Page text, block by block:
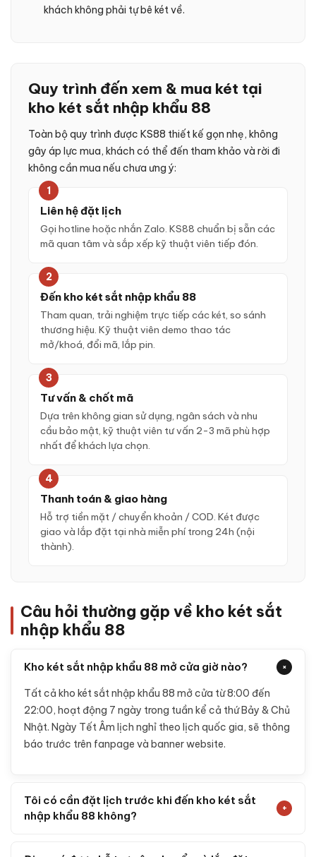
khách không phải tự bê két về.
Quy trình đến xem & mua két tại
kho két sắt nhập khẩu 88
Toàn bộ quy trình được KS88 thiết kế gọn nhẹ, không
gây áp lực mua, khách có thể đến tham khảo và rời đi
không cần mua nếu chưa ưng ý:
1
Liên hệ đặt lịch
Gọi hotline hoặc nhắn Zalo. KS88 chuẩn bị sẵn các
mã quan tâm và sắp xếp kỹ thuật viên tiếp đón.
2
Đến kho két sắt nhập khẩu 88
Tham quan, trải nghiệm trực tiếp các két, so sánh
thương hiệu. Kỹ thuật viên demo thao tác
mở/khoá, đổi mã, lắp pin.
3
Tư vấn & chốt mã
Dựa trên không gian sử dụng, ngân sách và nhu
cầu bảo mật, kỹ thuật viên tư vấn 2-3 mã phù hợp
nhất để khách lựa chọn.
4
Thanh toán & giao hàng
Hỗ trợ tiền mặt / chuyển khoản / COD. Két được
giao và lắp đặt tại nhà miễn phí trong 24h (nội
thành).
Câu hỏi thường gặp về kho két sắt
nhập khẩu 88
Kho két sắt nhập khẩu 88 mở cửa giờ nào? +
Tất cả kho két sắt nhập khẩu 88 mở cửa từ 8:00 đến
22:00, hoạt động 7 ngày trong tuần kể cả thứ Bảy & Chủ
Nhật. Ngày Tết Âm lịch nghỉ theo lịch quốc gia, sẽ thông
báo trước trên fanpage và banner website.
Tôi có cần đặt lịch trước khi đến kho két sắt
nhập khẩu 88 không?
+